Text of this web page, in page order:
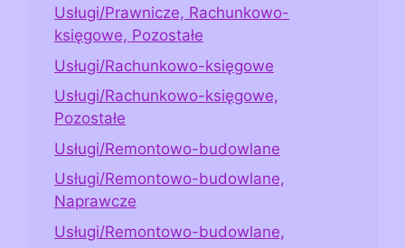
Usługi/Prawnicze, Rachunkowo-
księgowe, Pozostałe
Usługi/Rachunkowo-księgowe
Usługi/Rachunkowo-księgowe,
Pozostałe
Usługi/Remontowo-budowlane
Usługi/Remontowo-budowlane,
Naprawcze
Usługi/Remontowo-budowlane,